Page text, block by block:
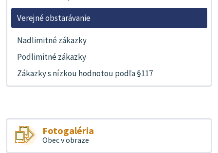
Verejné obstarávanie
Nadlimitné zákazky
Podlimitné zákazky
Zákazky s nízkou hodnotou podľa §117
Fotogaléria
Obec v obraze